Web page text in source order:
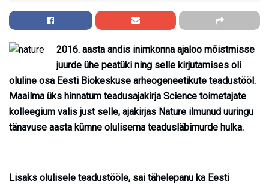
2016. aasta andis inimkonna ajaloo mõistmisse
juurde ühe peatüki ning selle kirjutamises oli
oluline osa Eesti Biokeskuse arheogeneetikute teadustööl.
Maailma üks hinnatum teadusajakirja Science toimetajate
kolleegium valis just selle, ajakirjas Nature ilmunud uuringu
tänavuse aasta kümne olulisema teadusläbimurde hulka.
Lisaks olulisele teadustööle, sai tähelepanu ka Eesti